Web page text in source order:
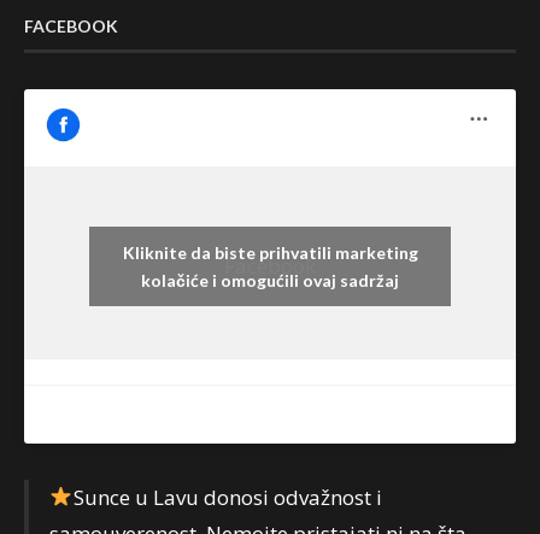
FACEBOOK
Facebook
Kliknite da biste prihvatili marketing
kolačiće i omogućili ovaj sadržaj
Sunce u Lavu donosi odvažnost i